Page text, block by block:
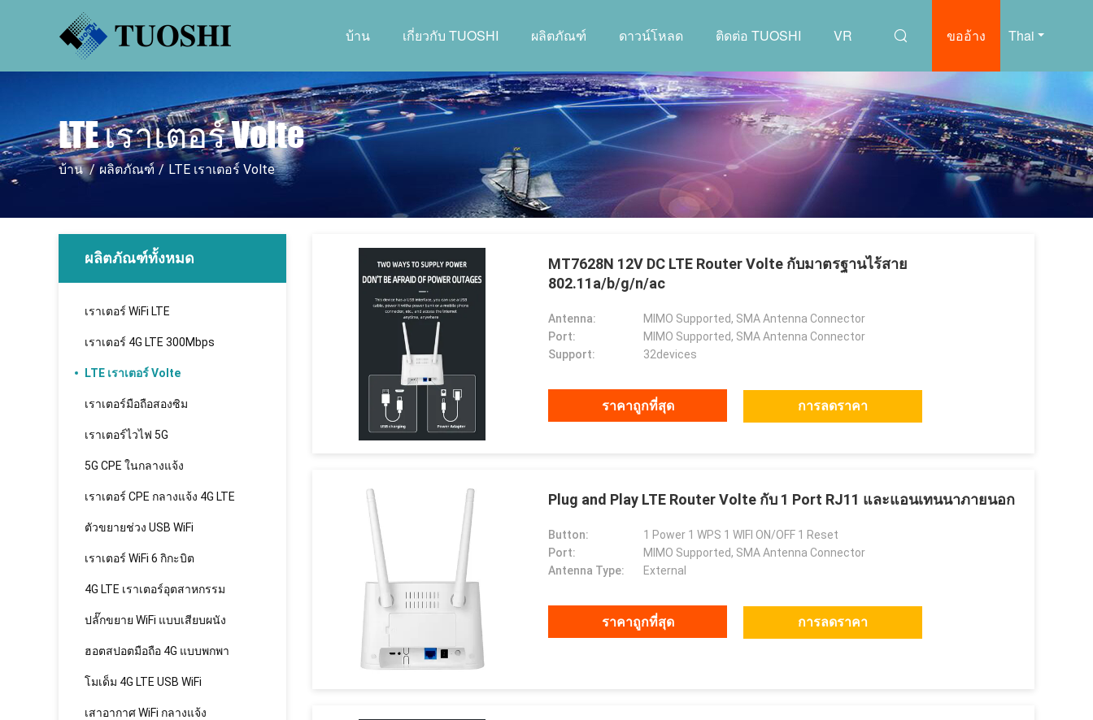
Thai
ขออ้าง
บ้าน เกี่ยวกับ TUOSHI ผลิตภัณฑ์ ดาวน์โหลด ติดต่อ TUOSHI VR
LTE เราเตอร์ Volte
บ้าน / ผลิตภัณฑ์ / LTE เราเตอร์ Volte
ผลิตภัณฑ์ทั้งหมด
เราเตอร์ WiFi LTE
เราเตอร์ 4G LTE 300Mbps
LTE เราเตอร์ Volte
เราเตอร์มือถือสองซิม
เราเตอร์ไวไฟ 5G
5G CPE ในกลางแจ้ง
เราเตอร์ CPE กลางแจ้ง 4G LTE
ตัวขยายช่วง USB WiFi
เราเตอร์ WiFi 6 กิกะบิต
4G LTE เราเตอร์อุตสาหกรรม
ปลั๊กขยาย WiFi แบบเสียบผนัง
ฮอตสปอตมือถือ 4G แบบพกพา
โมเด็ม 4G LTE USB WiFi
เสาอากาศ WiFi กลางแจ้ง
MT7628N 12V DC LTE Router Volte กับมาตรฐานไร้สาย
802.11a/b/g/n/ac
Antenna:
MIMO Supported, SMA Antenna Connector
Port:
MIMO Supported, SMA Antenna Connector
Support:
32devices
ราคาถูกที่สุด การลดราคา
Plug and Play LTE Router Volte กับ 1 Port RJ11 และแอนเทนนาภายนอก
Button:
1 Power 1 WPS 1 WIFI ON/OFF 1 Reset
Port:
MIMO Supported, SMA Antenna Connector
Antenna Type:
External
ราคาถูกที่สุด การลดราคา